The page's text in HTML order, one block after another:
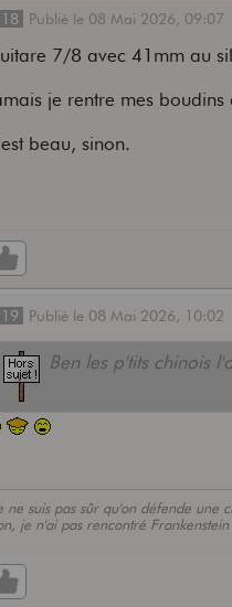
Publié le 08 Mai 2026, 09:07
7/8 avec 41mm au
je rentre mes
beau, sinon.
Publié le 08 Mai 2026, 10:02
Ben les p'tits chinois
ne suis pas sûr qu'on défende une
je n'ai pas rencontré